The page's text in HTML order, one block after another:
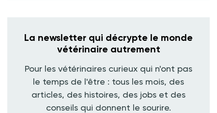
La newsletter qui décrypte le monde
vétérinaire autrement
Pour les vétérinaires curieux qui n'ont pas
le temps de l'être : tous les mois, des
articles, des histoires, des jobs et des
conseils qui donnent le sourire.